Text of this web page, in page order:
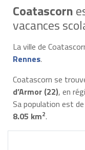
Coatascorn
vacances
La ville de
Rennes.
Coatascorn se
d’Armor (22), en
Sa population est de
8.05 km2.